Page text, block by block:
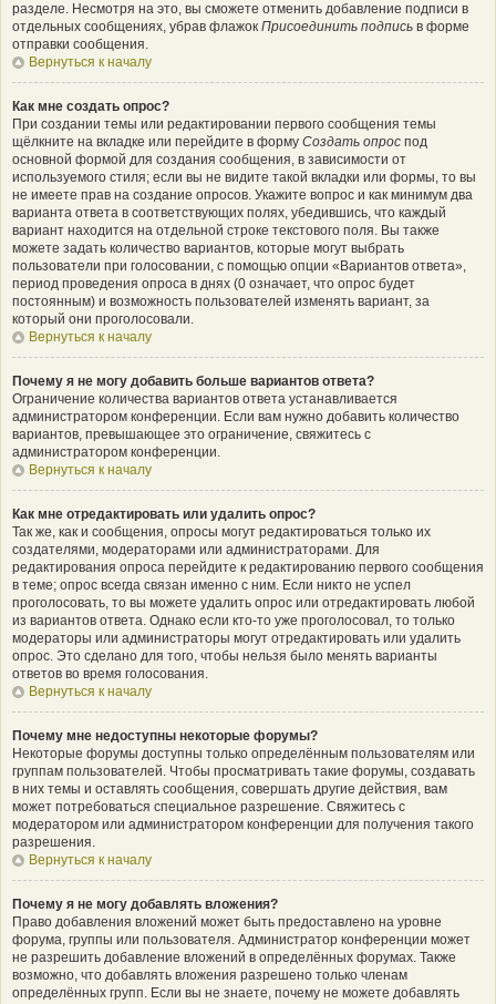
разделе. Несмотря на это, вы сможете отменить добавление подписи в
отдельных сообщениях, убрав флажок Присоединить подпись в форме
отправки сообщения.
Вернуться к началу
Как мне создать опрос?
При создании темы или редактировании первого сообщения темы
щёлкните на вкладке или перейдите в форму Создать опрос под
основной формой для создания сообщения, в зависимости от
используемого стиля; если вы не видите такой вкладки или формы, то вы
не имеете прав на создание опросов. Укажите вопрос и как минимум два
варианта ответа в соответствующих полях, убедившись, что каждый
вариант находится на отдельной строке текстового поля. Вы также
можете задать количество вариантов, которые могут выбрать
пользователи при голосовании, с помощью опции «Вариантов ответа»,
период проведения опроса в днях (0 означает, что опрос будет
постоянным) и возможность пользователей изменять вариант, за
который они проголосовали.
Вернуться к началу
Почему я не могу добавить больше вариантов ответа?
Ограничение количества вариантов ответа устанавливается
администратором конференции. Если вам нужно добавить количество
вариантов, превышающее это ограничение, свяжитесь с
администратором конференции.
Вернуться к началу
Как мне отредактировать или удалить опрос?
Так же, как и сообщения, опросы могут редактироваться только их
создателями, модераторами или администраторами. Для
редактирования опроса перейдите к редактированию первого сообщения
в теме; опрос всегда связан именно с ним. Если никто не успел
проголосовать, то вы можете удалить опрос или отредактировать любой
из вариантов ответа. Однако если кто-то уже проголосовал, то только
модераторы или администраторы могут отредактировать или удалить
опрос. Это сделано для того, чтобы нельзя было менять варианты
ответов во время голосования.
Вернуться к началу
Почему мне недоступны некоторые форумы?
Некоторые форумы доступны только определённым пользователям или
группам пользователей. Чтобы просматривать такие форумы, создавать
в них темы и оставлять сообщения, совершать другие действия, вам
может потребоваться специальное разрешение. Свяжитесь с
модератором или администратором конференции для получения такого
разрешения.
Вернуться к началу
Почему я не могу добавлять вложения?
Право добавления вложений может быть предоставлено на уровне
форума, группы или пользователя. Администратор конференции может
не разрешить добавление вложений в определённых форумах. Также
возможно, что добавлять вложения разрешено только членам
определённых групп. Если вы не знаете, почему не можете добавлять